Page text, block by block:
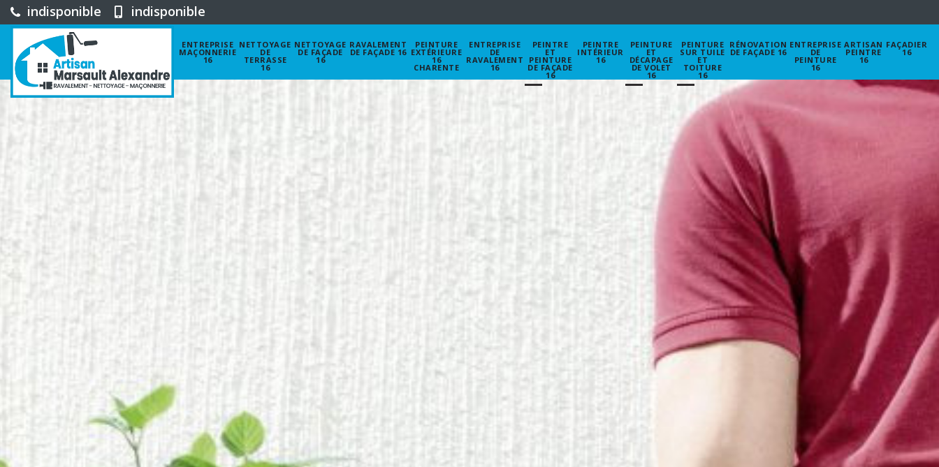
indisponible indisponible
ENTREPRISE
MAÇONNERIE
16
NETTOYAGE
DE
TERRASSE
16
NETTOYAGE
DE FAÇADE
16
RAVALEMENT
DE FAÇADE 16
PEINTURE
EXTÉRIEURE
16
CHARENTE
ENTREPRISE
DE
RAVALEMENT
16
PEINTRE
ET
PEINTURE
DE FAÇADE
16
PEINTRE
INTÉRIEUR
16
PEINTURE
ET
DÉCAPAGE
DE VOLET
16
PEINTURE
SUR TUILE
ET
TOITURE
16
RÉNOVATION
DE FAÇADE 16
ENTREPRISE
DE
PEINTURE
16
ARTISAN
PEINTRE
16
FAÇADIER
16